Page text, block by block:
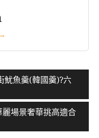
魷魚羹(韓國羹)?六
麗場景奢華挑高適合